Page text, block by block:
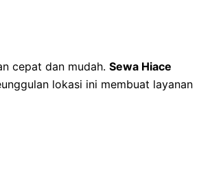
cepat dan mudah. Sewa Hiace
lokasi ini membuat layanan